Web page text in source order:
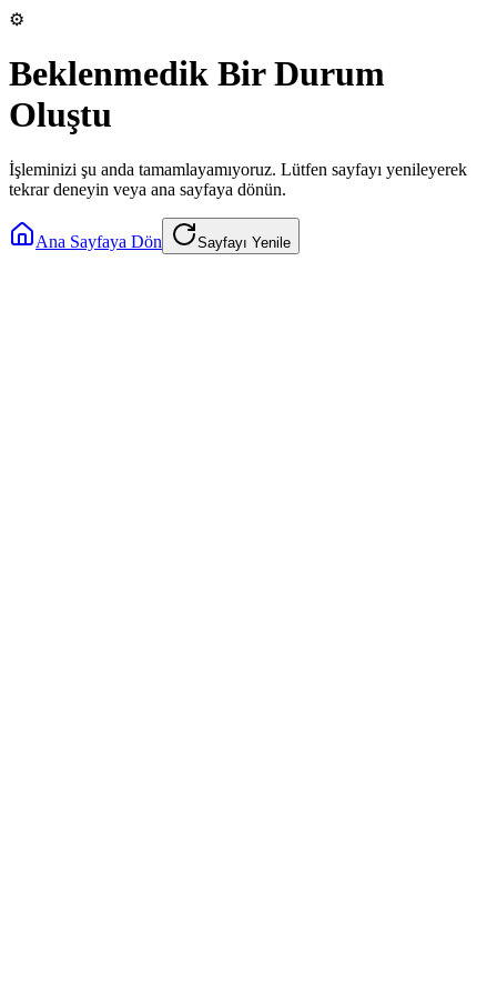
⚙️
Beklenmedik Bir Durum
Oluştu
İşleminizi şu anda tamamlayamıyoruz. Lütfen sayfayı yenileyerek
tekrar deneyin veya ana sayfaya dönün.
Ana Sayfaya Dön Sayfayı Yenile